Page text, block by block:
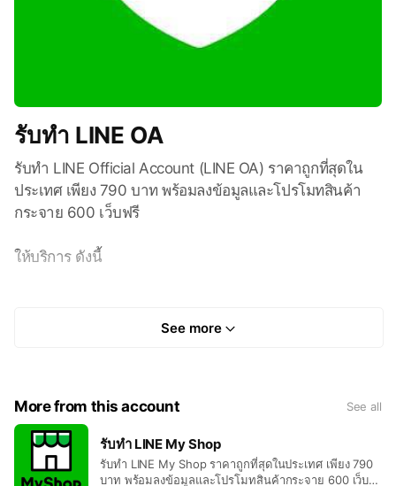
รับทำ LINE OA
รับทำ LINE Official Account (LINE OA) ราคาถูกที่สุดใน
ประเทศ เพียง 790 บาท พร้อมลงข้อมูลและโปรโมทสินค้า
กระจาย 600 เว็บฟรี
ให้บริการ ดังนี้
2. ตกแต่งโลโก้ LINE Official Account
Hot Line : 09-456-222-88
Line ID : @makereadyweb
www.makereadyweb.com
See more
More from this account See all
รับทำ LINE My Shop
รับทำ LINE My Shop ราคาถูกที่สุดในประเทศ เพียง 790
บาท พร้อมลงข้อมูลและโปรโมทสินค้ากระจาย 600 เว็บ